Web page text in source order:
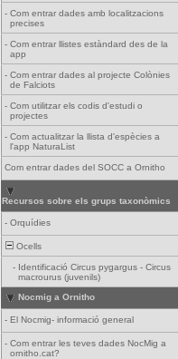
- Com entrar dades amb localitzacions
precises
- Com entrar llistes estàndard des de la
app
- Com entrar dades al projecte Colònies
de Falciots
- Com utilitzar els codis d'estudi o
projectes
- Com actualitzar la llista d'espècies a
l'app NaturaList
Com entrar dades del SOCC a Ornitho
Recursos sobre els grups taxonòmics
- Orquídies
Ocells
- Identificació Circus pygargus - Circus
macrourus (juvenils)
Nocmig a Ornitho
- El Nocmig- informació general
- Com entrar les teves dades NocMig a
ornitho.cat?